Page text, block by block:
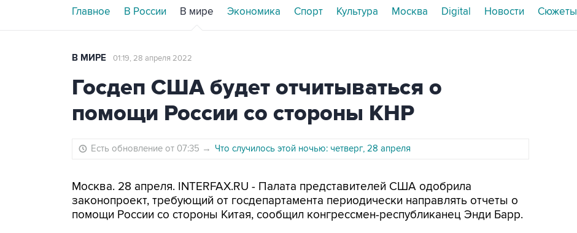
Главное В России В мире Экономика Спорт Культура Москва Digital Новости Сюжеты
В МИРЕ 01:19, 28 апреля 2022
Госдеп США будет отчитываться о
помощи России со стороны КНР
Есть обновление от 07:35 → Что случилось этой ночью: четверг, 28 апреля
Москва. 28 апреля. INTERFAX.RU - Палата представителей США одобрила
законопроект, требующий от госдепартамента периодически направлять отчеты о
помощи России со стороны Китая, сообщил конгрессмен-республиканец Энди Барр.